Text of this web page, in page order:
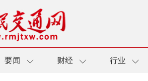
要闻 财经 行业